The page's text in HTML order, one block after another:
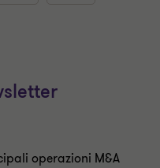
operazioni M&A